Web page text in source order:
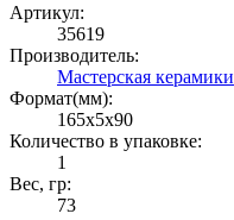
Артикул:
35619
Производитель:
Мастерская керамики
Формат(мм):
165x5x90
Количество в упаковке:
1
Вес, гр:
73